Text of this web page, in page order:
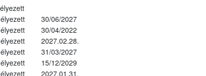
30/06/2027
30/04/2022
2027.02.28.
31/03/2027
15/12/2029
2027.01.31.